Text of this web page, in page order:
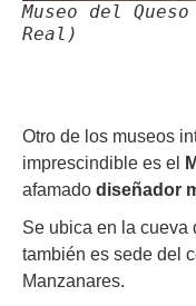
Museo del
Real)
Otro de los museos
imprescindible es el
afamado diseñador
Se ubica en la cueva
también es sede del
Manzanares.